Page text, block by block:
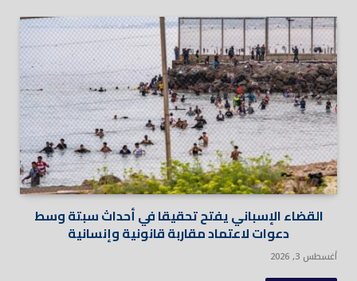
القضاء الإسباني يفتح تحقيقا في أحداث سبتة وسط
دعوات لاعتماد مقاربة قانونية وإنسانية
أغسطس 3, 2026